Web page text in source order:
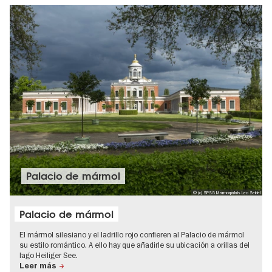
© (c) SPSG Marmorpalais Leo Seidel
Palacio de mármol
Palacio de mármol
El mármol silesiano y el ladrillo rojo confieren al Palacio de mármol
su estilo romántico. A ello hay que añadirle su ubicación a orillas del
lago Heiliger See.
Leer más